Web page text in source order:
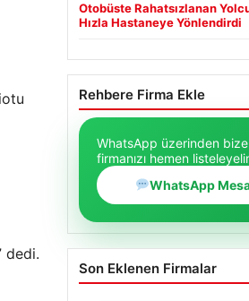
dedi.
Otobüste Rahatsızlanan
Hızla Hastaneye Yönlendirdi
Rehbere Firma Ekle
WhatsApp üzerinden bize
firmanızı hemen
WhatsApp
Son Eklenen Firmalar